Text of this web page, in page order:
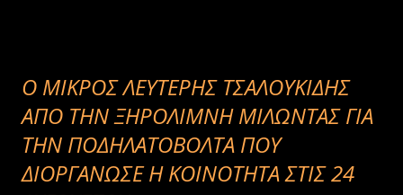
O ΜΙΚΡΟΣ ΛΕΥΤΕΡΗΣ ΤΣΑΛΟΥΚΙΔΗΣ
ΑΠΟ ΤΗΝ ΞΗΡΟΛΙΜΝΗ ΜΙΛΩΝΤΑΣ ΓΙΑ
ΤΗΝ ΠΟΔΗΛΑΤΟΒΟΛΤΑ ΠΟΥ
ΔΙΟΡΓΑΝΩΣΕ Η ΚΟΙΝΟΤΗΤΑ ΣΤΙΣ 24